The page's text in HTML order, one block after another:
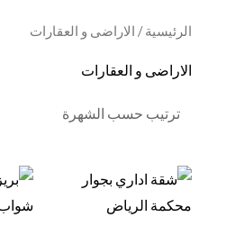
الرئيسية/ الاراضى و العقارات
الاراضى و العقارات